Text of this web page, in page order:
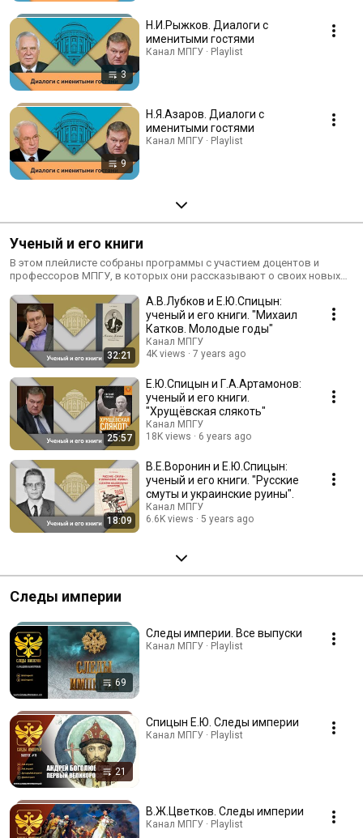
3
Н.И.Рыжков. Диалоги с
именитыми гостями
Канал МПГУ · Playlist
9
Н.Я.Азаров. Диалоги с
именитыми гостями
Канал МПГУ · Playlist
Ученый и его книги
В этом плейлисте собраны программы с участием доцентов и
профессоров МПГУ, в которых они рассказывают о своих новых
периодам и аспектам российской и мировой истории
32:21
А.В.Лубков и Е.Ю.Спицын:
ученый и его книги. "Михаил
Катков. Молодые годы"
Канал МПГУ
4K views
7 years ago
25:57
Е.Ю.Спицын и Г.А.Артамонов:
ученый и его книги.
"Хрущёвская слякоть"
Канал МПГУ
18K views
6 years ago
18:09
В.Е.Воронин и Е.Ю.Спицын:
ученый и его книги. "Русские
смуты и украинские руины".
Канал МПГУ
6.6K views
5 years ago
Следы империи
69
Следы империи. Все выпуски
Канал МПГУ · Playlist
21
Спицын Е.Ю. Следы империи
Канал МПГУ · Playlist
В.Ж.Цветков. Следы империи
Канал МПГУ · Playlist